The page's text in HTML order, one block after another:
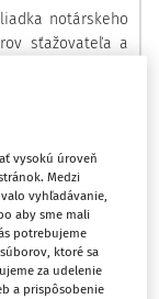
notárskeho
sťažovateľa a
• Neexistencia
rozhodnutia o
vykonania •
príkazu na
napriek
opatrení vo
je "v súlade so
vysokú úroveň
Medzi
vyhľadávanie,
aby sme mali
potrebujeme
ktoré sa
za udelenie
a prispôsobenie